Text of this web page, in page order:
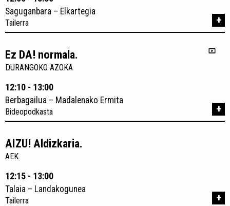
Saguganbara – Elkartegia
Tailerra +
Ez DA! normala.
DURANGOKO AZOKA
12:10 - 13:00
Berbagailua – Madalenako Ermita
Bideopodkasta +
AIZU! Aldizkaria.
AEK
12:15 - 13:00
Talaia – Landakogunea
Tailerra +